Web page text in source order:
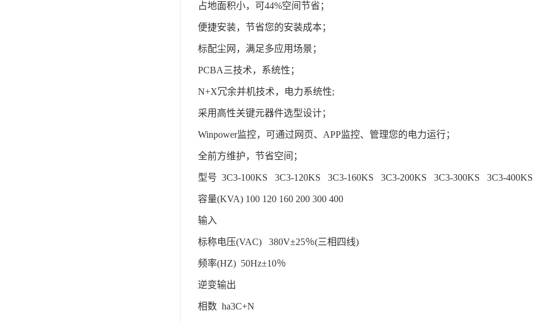
占地面积小，可44%空间节省；
便捷安装，节省您的安装成本；
标配尘网，满足多应用场景；
PCBA三技术，系统性；
N+X冗余并机技术，电力系统性;
采用高性关键元器件选型设计；
Winpower监控，可通过网页、APP监控、管理您的电力运行；
全前方维护，节省空间；
型号 3C3-100KS 3C3-120KS 3C3-160KS 3C3-200KS 3C3-300KS 3C3-
容量(KVA) 100 120 160 200 300 400
输入
标称电压(VAC) 380V±25％(三相四线)
频率(HZ) 50Hz±10％
逆变输出
相数 ha3C+N